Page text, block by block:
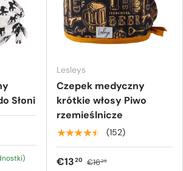
Słoni
Lesleys
Czepek medyczny
krótkie włosy Piwo
rzemieślnicze
★★★★★ (152)
€1320 €1625